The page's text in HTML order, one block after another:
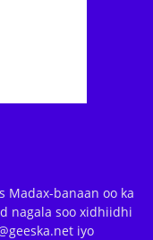
Madax-banaan oo ka
nagala soo xidhiidhi
iyo